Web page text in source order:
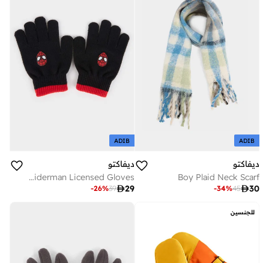
ADIB
ديفاكتو
Boy Plaid Neck Scarf
30
45
-34%
ADIB
ديفاكتو
Boy Knitwear Spiderman Licensed Gloves
29
39
-26%
للجنسين